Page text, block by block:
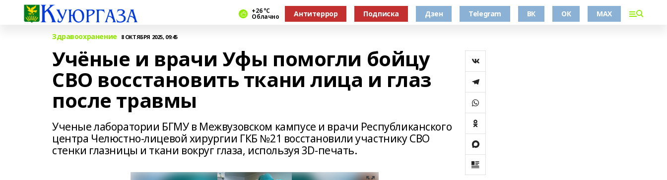
+26 °С
Облачно Антитеррор Подписка Дзен Telegram ВК ОК MAX
Здравоохранение 8 ОКТЯБРЯ 2025, 09:45
Учёные и врачи Уфы помогли бойцу
СВО восстановить ткани лица и глаз
после травмы
Ученые лаборатории БГМУ в Межвузовском кампусе и врачи Республиканского
центра Челюстно-лицевой хирургии ГКБ №21 восстановили участнику СВО
стенки глазницы и ткани вокруг глаза, используя 3D-печать.